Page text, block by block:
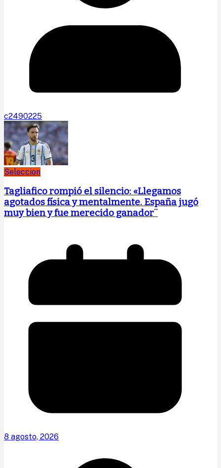
c2490225
Seleccion
Tagliafico rompió el silencio: «Llegamos
agotados física y mentalmente. España jugó
muy bien y fue merecido ganador¨
8 agosto, 2026